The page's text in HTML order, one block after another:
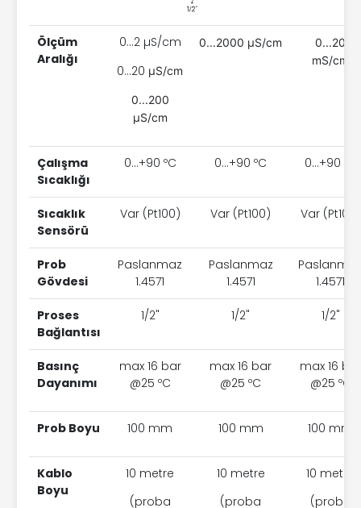
Ölçüm
Aralığı
0...2 µS/cm
0...20 µS/cm
0...200
µS/cm
0...2000 µS/cm
0...20
mS/cm
Çalışma
Sıcaklığı
0...+90 ºC 0...+90 ºC 0...+90 ºC
Sıcaklık
Sensörü
Var (Pt100) Var (Pt100) Var (Pt100)
Prob
Gövdesi
Paslanmaz
1.4571
Paslanmaz
1.4571
1.4571
Proses
Bağlantısı
1/2" 1/2" 1/2"
Basınç
Dayanımı
max 16 bar
@25 ºC
max 16 bar
@25 ºC
max 16 bar
@25 ºC
Prob Boyu 100 mm 100 mm 100 mm
Kablo
Boyu
10 metre
(proba
10 metre
(proba
10 metre
(proba